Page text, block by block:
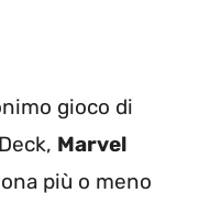
gioco di
Marvel
più o meno